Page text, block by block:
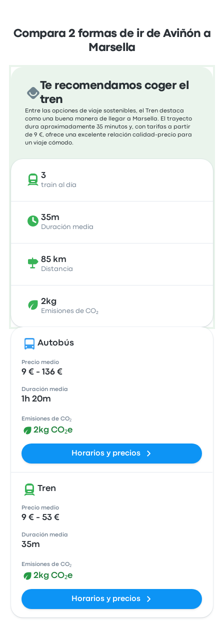
Compara 2 formas de ir de Aviñón a
Marsella
Te recomendamos coger el
tren
Entre las opciones de viaje sostenibles, el Tren destaca
como una buena manera de llegar a Marsella. El trayecto
dura aproximadamente 35 minutos y, con tarifas a partir
de 9 €, ofrece una excelente relación calidad-precio para
un viaje cómodo.
3
train al día
35m
Duración media
85 km
Distancia
2kg
Emisiones de CO₂
Autobús
Precio medio
9 € - 136 €
Duración media
1h 20m
Emisiones de CO₂
2kg CO₂e
Horarios y precios
Tren
Precio medio
9 € - 53 €
Duración media
35m
Emisiones de CO₂
2kg CO₂e
Horarios y precios